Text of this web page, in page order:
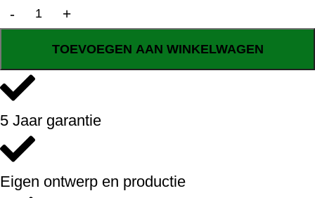
TOEVOEGEN AAN WINKELWAGEN
5 Jaar garantie
Eigen ontwerp en productie